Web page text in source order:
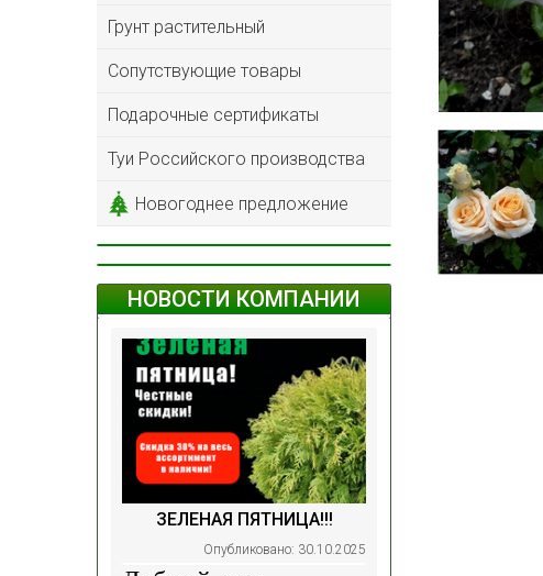
Грунт растительный
Сопутствующие товары
Подарочные сертификаты
Туи Российского производства
Новогоднее предложение
НОВОСТИ КОМПАНИИ
ЗЕЛЕНАЯ ПЯТНИЦА!!!
Опубликовано: 30.10.2025